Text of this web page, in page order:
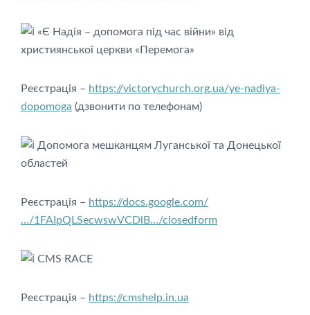
«Є Надія – допомога під час війни» від
християнської церкви «Перемога»
Реєстрація – https://victorychurch.org.ua/ye-nadiya-
dopomoga (дзвонити по телефонам)
Допомога мешканцям Луганської та Донецької
областей
Реєстрація – https://docs.google.com/
…/1FAIpQLSecwswVCDlB…/closedform
CMS RACE
Реєстрація – https://cmshelp.in.ua